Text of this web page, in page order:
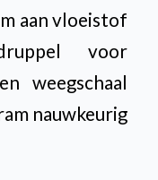
aan vloeistof
voor
weegschaal
nauwkeurig